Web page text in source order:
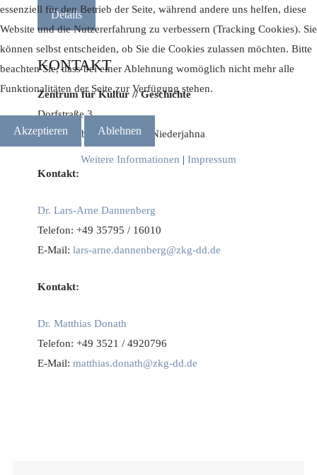
Details
KONTAKT
Zentrum für Kultur // Geschichte
Dorfstraße 3
01665 Käbschütztal / OT Niederjahna
Kontakt:
Dr. Lars-Arne Dannenberg
Telefon: +49 35795 / 16010
E-Mail: lars-arne.dannenberg@zkg-dd.de
Kontakt:
Dr. Matthias Donath
Telefon: +49 3521 / 4920796
E-Mail: matthias.donath@zkg-dd.de
essenziell für den Betrieb der Seite, während andere uns helfen, diese
Website und die Nutzererfahrung zu verbessern (Tracking Cookies). Sie
können selbst entscheiden, ob Sie die Cookies zulassen möchten. Bitte
beachten Sie, dass bei einer Ablehnung womöglich nicht mehr alle
Funktionalitäten der Seite zur Verfügung stehen.
Akzeptieren Ablehnen
Weitere Informationen | Impressum